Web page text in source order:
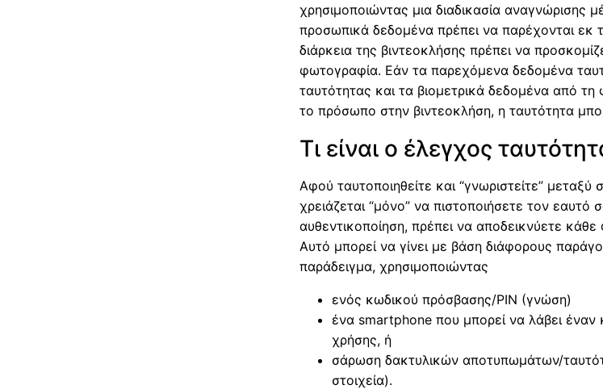
χρησιμοποιώντας μια διαδικασία αναγνώρισης
προσωπικά δεδομένα πρέπει να παρέχονται εκ
διάρκεια της βιντεοκλήσης πρέπει να
φωτογραφία. Εάν τα παρεχόμενα δεδομένα
ταυτότητας και τα βιομετρικά δεδομένα από
το πρόσωπο στην βιντεοκλήση, η ταυτότητα
Τι είναι ο έλεγχος
Αφού ταυτοποιηθείτε και “γνωριστείτε”
χρειάζεται “μόνο” να πιστοποιήσετε τον εαυτό
αυθεντικοποίηση, πρέπει να αποδεικνύετε
Αυτό μπορεί να γίνει με βάση διάφορους
παράδειγμα, χρησιμοποιώντας
ενός κωδικού πρόσβασης/PIN (γνώση)
ένα smartphone που μπορεί να λάβει έναν
χρήσης, ή
σάρωση δακτυλικών αποτυπωμάτων/
στοιχεία).